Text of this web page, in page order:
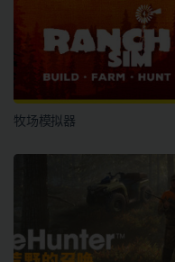
牧场模拟器